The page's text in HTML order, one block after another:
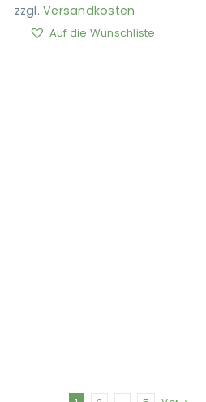
zzgl.Versandkosten
Auf die Wunschliste